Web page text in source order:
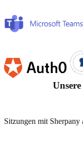
Sitzungen mit Sherpany